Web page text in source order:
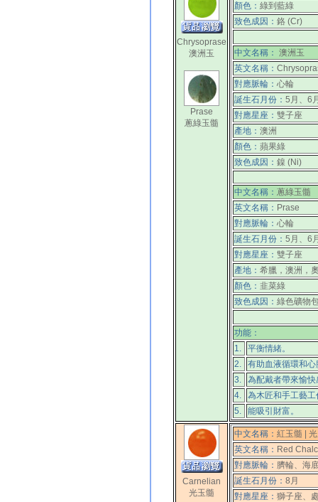
Chrysoprase
澳洲玉
Prase
蔥綠玉髓
顏色： 綠到藍綠
致色成因： 鉻 (Cr)
中文名稱： 澳洲玉
英文名稱：
對應脈輪： 心輪
誕生石月份： 5月、6
對應星座： 雙子座
產地： 澳洲
顏色： 蘋果綠
致色成因： 鎳 (Ni)
中文名稱： 蔥綠玉髓
英文名稱： Prase
對應脈輪： 心輪
誕生石月份： 5月、6
對應星座： 雙子座
產地： 希臘，澳洲，
顏色： 韭菜綠
致色成因： 綠色礦物
功能：
1.
平衡情緒。
2.
有助血液循環和心
3.
為配戴者帶來愉快
4.
為木匠和手工藝
5.
能吸引財富。
Carnelian
光玉髓
中文名稱： 紅玉髓 |
英文名稱： Red
對應脈輪： 臍輪、海
誕生石月份： 8月
對應星座： 獅子座、